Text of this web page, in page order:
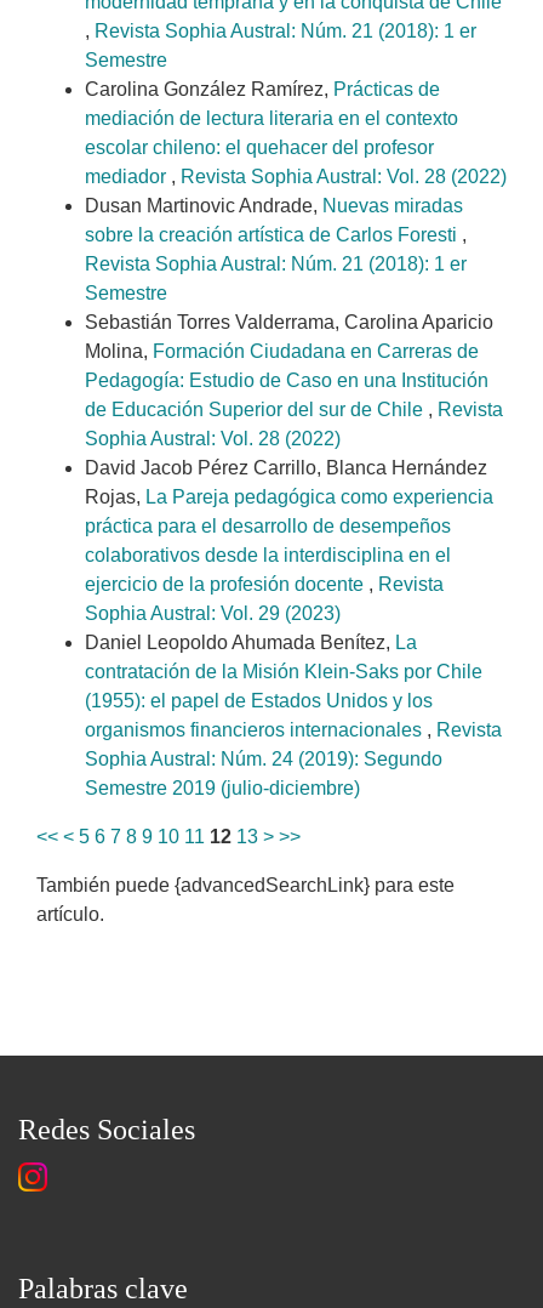
, Revista Sophia Austral: Núm. 21 (2018): 1 er
Semestre
Carolina González Ramírez, Prácticas de
mediación de lectura literaria en el contexto
escolar chileno: el quehacer del profesor
mediador , Revista Sophia Austral: Vol. 28 (2022)
Dusan Martinovic Andrade, Nuevas miradas
sobre la creación artística de Carlos Foresti ,
Revista Sophia Austral: Núm. 21 (2018): 1 er
Semestre
Sebastián Torres Valderrama, Carolina Aparicio
Molina, Formación Ciudadana en Carreras de
Pedagogía: Estudio de Caso en una Institución
de Educación Superior del sur de Chile , Revista
Sophia Austral: Vol. 28 (2022)
David Jacob Pérez Carrillo, Blanca Hernández
Rojas, La Pareja pedagógica como experiencia
práctica para el desarrollo de desempeños
colaborativos desde la interdisciplina en el
ejercicio de la profesión docente , Revista
Sophia Austral: Vol. 29 (2023)
Daniel Leopoldo Ahumada Benítez, La
contratación de la Misión Klein-Saks por Chile
(1955): el papel de Estados Unidos y los
organismos financieros internacionales , Revista
Sophia Austral: Núm. 24 (2019): Segundo
Semestre 2019 (julio-diciembre)
<< < 5 6 7 8 9 10 11 12 13 > >>
También puede {advancedSearchLink} para este
artículo.
Redes Sociales
Palabras clave